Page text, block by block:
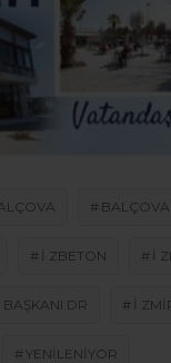
BALÇOVA
I ZBETON I
BAŞKANI DR I
YENILENIYOR